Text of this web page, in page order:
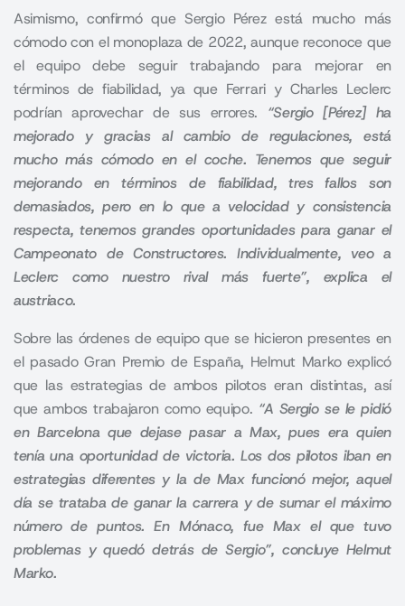
Asimismo, confirmó queSergio Pérezestá mucho más
cómodo con el monoplaza de 2022, aunque reconoce que
el equipo debe seguir trabajando para mejorar en
términos de fiabilidad, ya que Ferrari y Charles Leclerc
podrían aprovechar de sus errores. “Sergio [Pérez] ha
mejorado y gracias al cambio de regulaciones, está
mucho más cómodo en el coche. Tenemos que seguir
mejorando en términos de fiabilidad, tres fallos son
demasiados, pero en lo que a velocidad y consistencia
respecta, tenemos grandes oportunidades para ganar el
Campeonato de Constructores. Individualmente, veo a
Leclerc como nuestro rival más fuerte”, explica el
austriaco.
Sobre las órdenes de equipo que se hicieron presentes en
el pasado Gran Premio de España, Helmut Marko explicó
que las estrategias de ambos pilotos eran distintas, así
que ambos trabajaron como equipo. “A Sergio se le pidió
en Barcelona que dejase pasar a Max, pues era quien
tenía una oportunidad de victoria. Los dos pilotos iban en
estrategias diferentes y la de Max funcionó mejor, aquel
día se trataba de ganar la carrera y de sumar el máximo
número de puntos. En Mónaco, fue Max el que tuvo
problemas y quedó detrás de Sergio”, concluye Helmut
Marko.